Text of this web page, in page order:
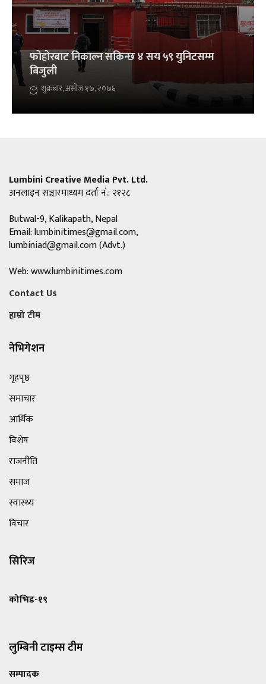
फोहोरबाट निकाल्न सकिन्छ ४ सय ५९ युनिटसम्म
बिजुली
शुक्रबार, असोज १७, २०७६
Lumbini Creative Media Pvt. Ltd.
अनलाइन सञ्चारमाध्यम दर्ता नं.: २१२८
Butwal-9, Kalikapath, Nepal
Email:lumbinitimes@gmail.com,
lumbiniad@gmail.com(Advt.)
Web: www.lumbinitimes.com
Contact Us
हाम्रो टीम
नेभिगेशन
गृहपृष्ठ
समाचार
आर्थिक
विशेष
राजनीति
समाज
स्वास्थ्य
विचार
सिरिज
कोभिड-१९
लुम्बिनी टाइम्स टीम
सम्पादक